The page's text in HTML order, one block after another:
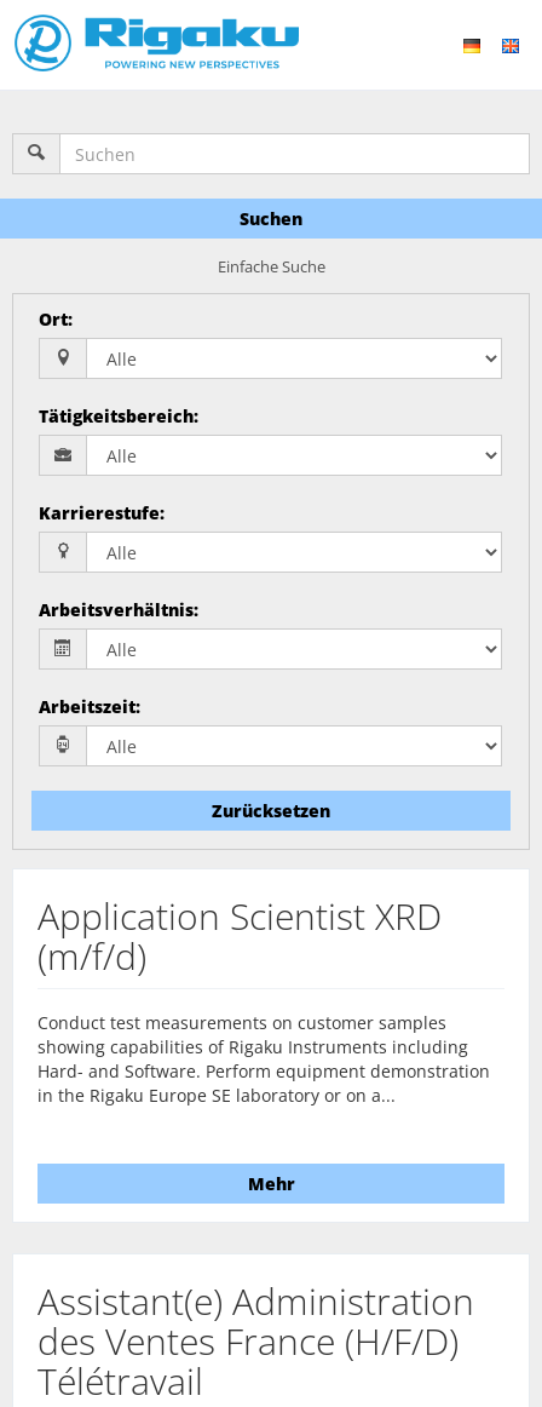
Suchen
Einfache Suche
Ort:
Tätigkeitsbereich:
Karrierestufe:
Arbeitsverhältnis:
Arbeitszeit:
Zurücksetzen
Application Scientist XRD
(m/f/d)
Conduct test measurements on customer samples
showing capabilities of Rigaku Instruments including
Hard- and Software. Perform equipment demonstration
in the Rigaku Europe SE laboratory or on a...
Mehr
Assistant(e) Administration
des Ventes France (H/F/D)
Télétravail